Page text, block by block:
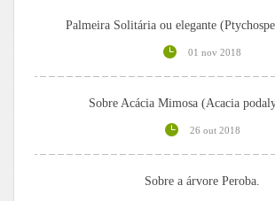
Palmeira Solitária ou elegante
01 nov 2018
Sobre Acácia Mimosa (Acacia
26 out 2018
Sobre a árvore Peroba.